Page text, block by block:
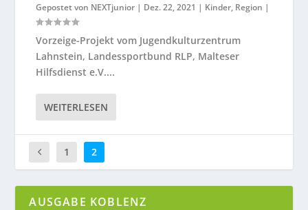
Gepostet von NEXTjunior | Dez. 22, 2021 | Kinder, Region |
Vorzeige-Projekt vom Jugendkulturzentrum
Lahnstein, Landessportbund RLP, Malteser
Hilfsdienst e.V....
WEITERLESEN
1 2
AUSGABE KOBLENZ